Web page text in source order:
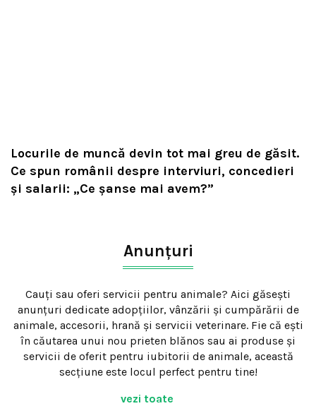
Locurile de muncă devin tot mai greu de găsit.
Ce spun românii despre interviuri, concedieri
și salarii: „Ce șanse mai avem?”
Anunțuri
Cauți sau oferi servicii pentru animale? Aici găsești
anunțuri dedicate adopțiilor, vânzării și cumpărării de
animale, accesorii, hrană și servicii veterinare. Fie că ești
în căutarea unui nou prieten blănos sau ai produse și
servicii de oferit pentru iubitorii de animale, această
secțiune este locul perfect pentru tine!
vezi toate